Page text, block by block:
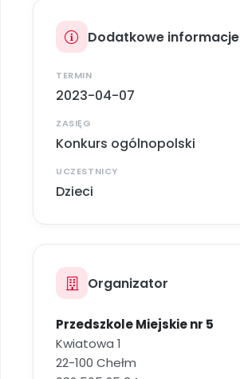
Pomoc
Promocje
Dodatkowe informacje
TERMIN
2023-04-07
ZASIĘG
Konkurs ogólnopolski
UCZESTNICY
Dzieci
Organizator
Przedszkole Miejskie nr 5
Kwiatowa 1
22-100 Chełm